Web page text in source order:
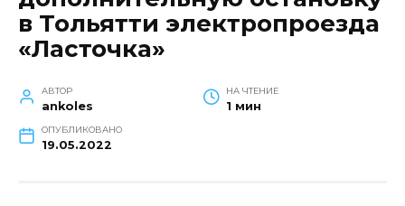
в Тольятти электропроезда
«Ласточка»
АВТОР
ankoles
НА ЧТЕНИЕ
1 мин
ОПУБЛИКОВАНО
19.05.2022